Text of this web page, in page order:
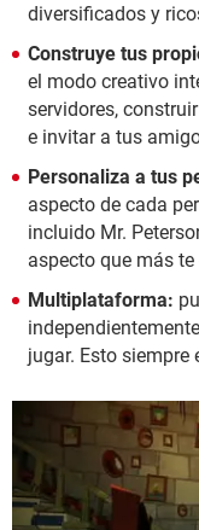
diversificados y
Construye tus
el modo creativo
servidores,
e invitar a tus
Personaliza a tus
aspecto de cada
incluido Mr.
aspecto que más te
Multiplataforma:
jugar. Esto siempre